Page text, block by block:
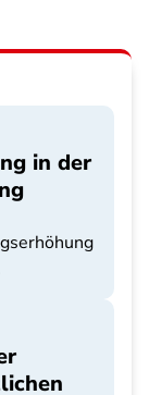
in der